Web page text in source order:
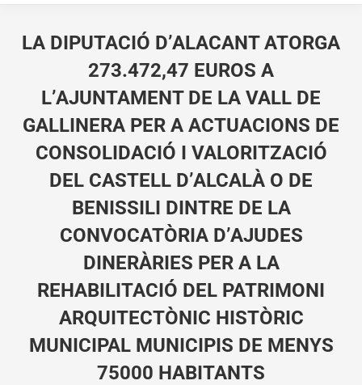
LA DIPUTACIÓ D’ALACANT ATORGA
273.472,47 EUROS A
L’AJUNTAMENT DE LA VALL DE
GALLINERA PER A ACTUACIONS DE
CONSOLIDACIÓ I VALORITZACIÓ
DEL CASTELL D’ALCALÀ O DE
BENISSILI DINTRE DE LA
CONVOCATÒRIA D’AJUDES
DINERÀRIES PER A LA
REHABILITACIÓ DEL PATRIMONI
ARQUITECTÒNIC HISTÒRIC
MUNICIPAL MUNICIPIS DE MENYS
75000 HABITANTS